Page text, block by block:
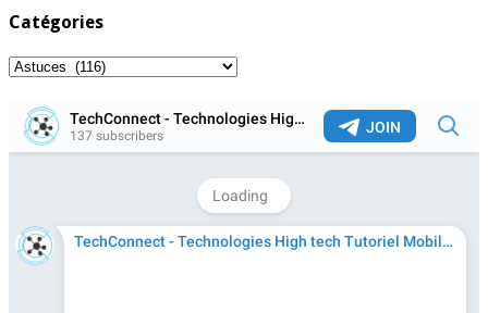
Catégories
Catégories